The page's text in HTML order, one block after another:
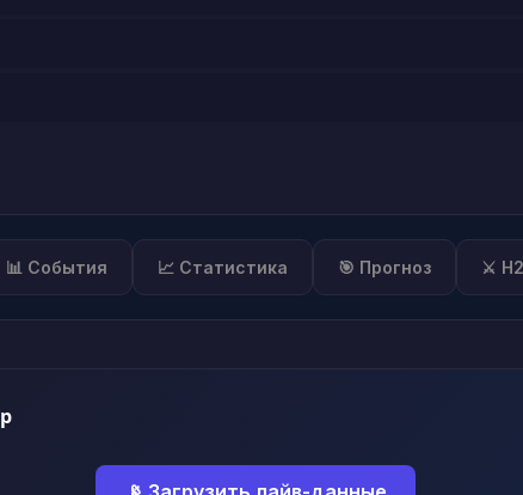
📊 События 📈 Статистика 🎯 Прогноз ⚔️